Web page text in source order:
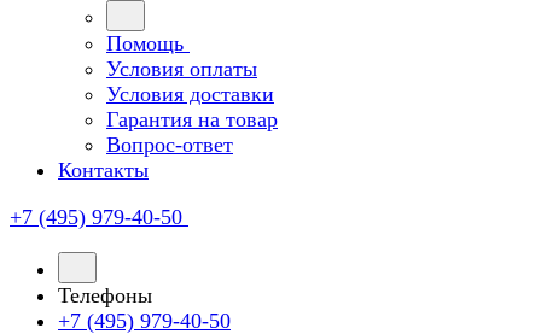
Помощь
Условия оплаты
Условия доставки
Гарантия на товар
Вопрос-ответ
Контакты
+7 (495) 979-40-50
Телефоны
+7 (495) 979-40-50